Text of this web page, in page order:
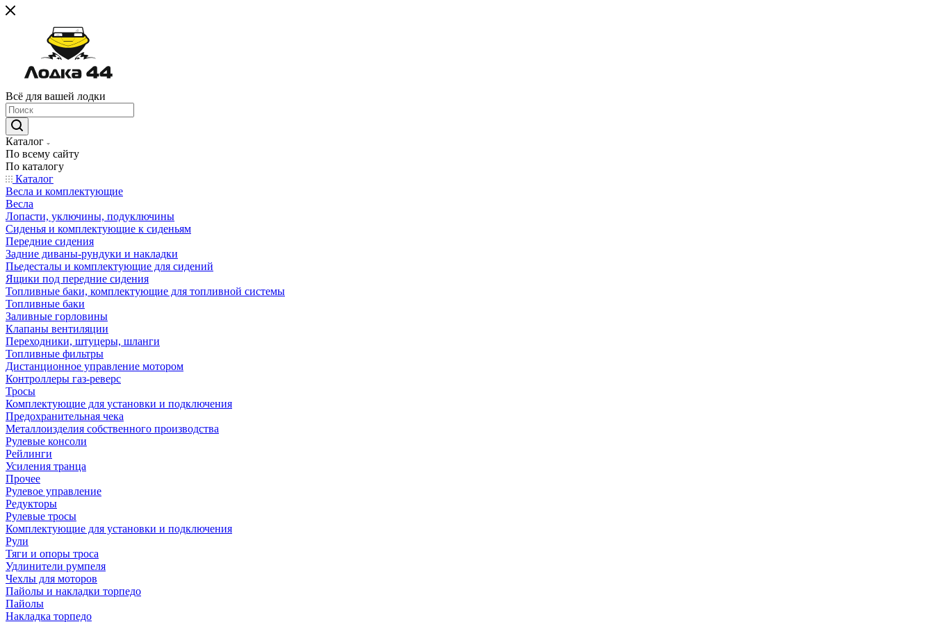
Всё для вашей лодки
Каталог
По всему сайту
По каталогу
Каталог
Весла и комплектующие
Весла
Лопасти, уключины, подуключины
Сиденья и комплектующие к сиденьям
Передние сидения
Задние диваны-рундуки и накладки
Пьедесталы и комплектующие для сидений
Ящики под передние сидения
Топливные баки, комплектующие для топливной системы
Топливные баки
Заливные горловины
Клапаны вентиляции
Переходники, штуцеры, шланги
Топливные фильтры
Дистанционное управление мотором
Контроллеры газ-реверс
Тросы
Комплектующие для установки и подключения
Предохранительная чека
Металлоизделия собственного производства
Рулевые консоли
Рейлинги
Усиления транца
Прочее
Рулевое управление
Редукторы
Рулевые тросы
Комплектующие для установки и подключения
Рули
Тяги и опоры троса
Удлинители румпеля
Чехлы для моторов
Пайолы и накладки торпедо
Пайолы
Накладка торпедо